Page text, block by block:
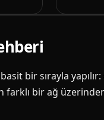
bir sırayla
farklı bir ağ